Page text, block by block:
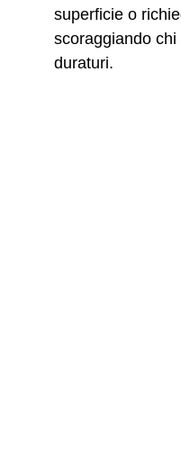
superficie o
scoraggiando
duraturi.